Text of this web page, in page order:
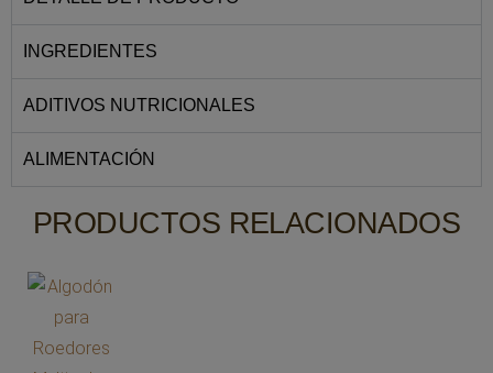
INGREDIENTES
ADITIVOS NUTRICIONALES
ALIMENTACIÓN
PRODUCTOS RELACIONADOS